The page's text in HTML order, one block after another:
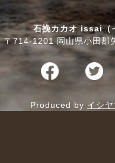
石挽カカオ issai（
〒714-1201 岡山県小田郡
Produced by イシ